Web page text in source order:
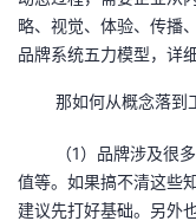
略、视觉、体验、传播
品牌系统五力模型，详
那如何从概念落到
（1）品牌涉及很
值等。如果搞不清这些
建议先打好基础。另外